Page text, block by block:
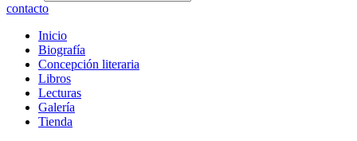
contacto
Inicio
Biografía
Concepción literaria
Libros
Lecturas
Galería
Tienda